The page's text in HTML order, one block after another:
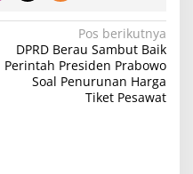
Pos berikutnya
DPRD Berau Sambut Baik
Perintah Presiden Prabowo
Soal Penurunan Harga
Tiket Pesawat